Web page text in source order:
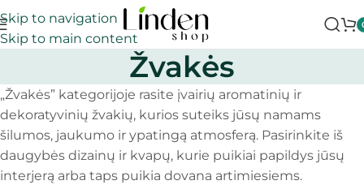
Skip to navigation
Skip to main content
Žvakės
„Žvakės” kategorijoje rasite įvairių aromatinių ir
dekoratyvinių žvakių, kurios suteiks jūsų namams
šilumos, jaukumo ir ypatingą atmosferą. Pasirinkite iš
daugybės dizainų ir kvapų, kurie puikiai papildys jūsų
interjerą arba taps puikia dovana artimiesiems.